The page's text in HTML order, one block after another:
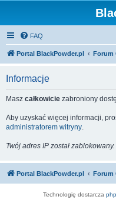
FAQ
Portal BlackPowder.pl Forum
Informacje
Masz całkowicie zabroniony
Aby uzyskać więcej informacji,
administratorem witryny.
Twój adres IP został zablokowany.
Portal BlackPowder.pl Forum
Technologię dostarcza